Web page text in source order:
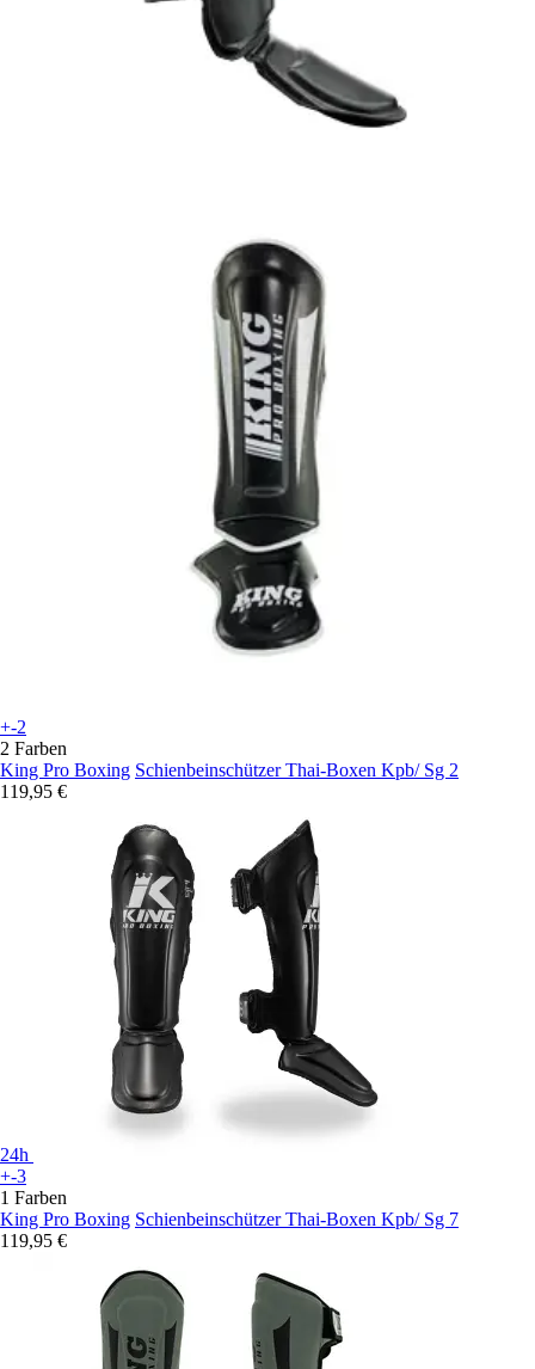
+-2
2 Farben
King Pro Boxing Schienbeinschützer Thai-Boxen Kpb/ Sg 2
119,95 €
24h
+-3
1 Farben
King Pro Boxing Schienbeinschützer Thai-Boxen Kpb/ Sg 7
119,95 €